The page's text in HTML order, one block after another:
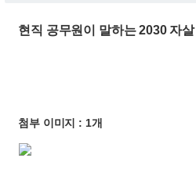
현직 공무원이 말하는 2030 자살
첨부 이미지 : 1개